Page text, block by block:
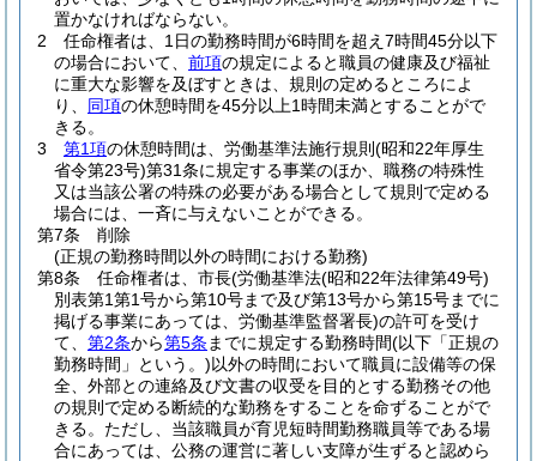
置かなければならない。
2
任命権者は、1日の勤務時間が6時間を超え7時間45分以下
の場合において、 前項の規定によると職員の健康及び福祉
に重大な影響を及ぼすときは、規則の定めるところによ
り、 同項の休憩時間を45分以上1時間未満とすることがで
きる。
3
第1項の休憩時間は、労働基準法施行規則 (昭和22年厚生
省令第23号)第31条に規定する事業のほか、職務の特殊性
又は当該公署の特殊の必要がある場合として規則で定める
場合には、一斉に与えないことができる。
第7条
削除
(正規の勤務時間以外の時間における勤務)
第8条
任命権者は、市長(労働基準法(昭和22年法律第49号)
別表第1第1号から第10号まで及び第13号から第15号までに
掲げる事業にあっては、労働基準監督署長)の許可を受け
て、 第2条から第5条 までに規定する勤務時間(以下「正規の
勤務時間」という。)以外の時間において職員に設備等の保
全、外部との連絡及び文書の収受を目的とする勤務その他
の規則で定める断続的な勤務をすることを命ずることがで
きる。 ただし、当該職員が育児短時間勤務職員等である場
合にあっては、公務の運営に著しい支障が生ずると認めら